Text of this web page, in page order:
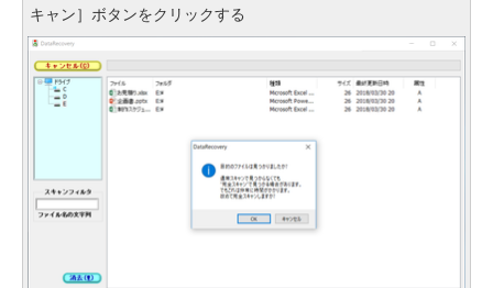
キャン］ボタンをクリックする